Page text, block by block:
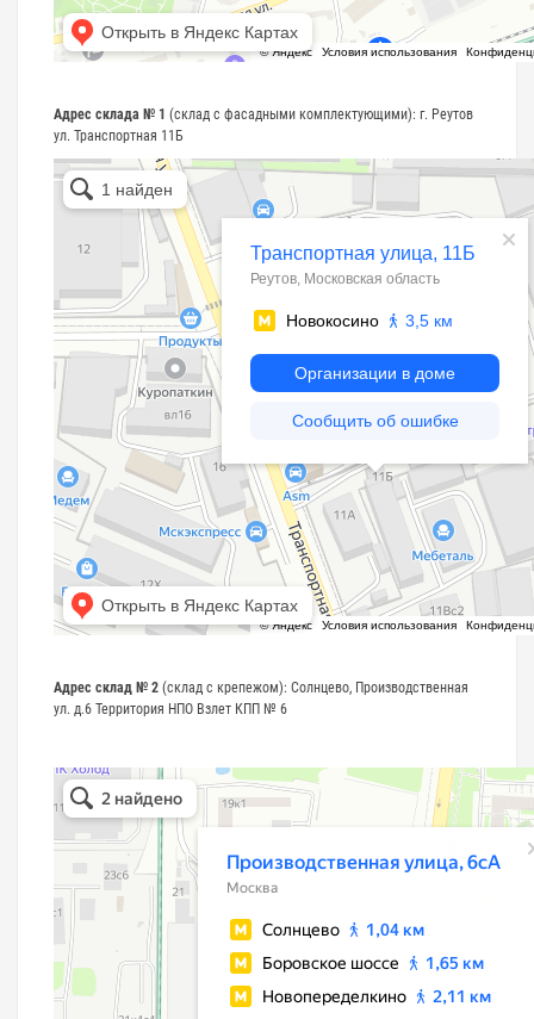
Адрес склада № 1 (склад с фасадными комплектующими): г. Реутов
ул. Транспортная 11Б
Адрес склад № 2 (склад с крепежом): Солнцево, Производственная
ул. д.6 Территория НПО Взлет КПП № 6